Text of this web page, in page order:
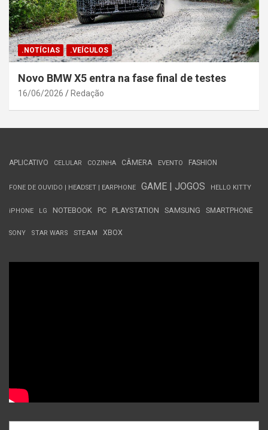
.NOTÍCIAS .VEÍCULOS
Novo BMW X5 entra na fase final de testes
16/06/2026 Redação
APLICATIVO CELULAR COZINHA CÂMERA EVENTO FASHION
FONE DE OUVIDO | HEADSET | EARPHONE GAME | JOGOS HELLO KITTY
iPHONE LG NOTEBOOK PC PLAYSTATION SAMSUNG SMARTPHONE
SONY STAR WARS STEAM XBOX